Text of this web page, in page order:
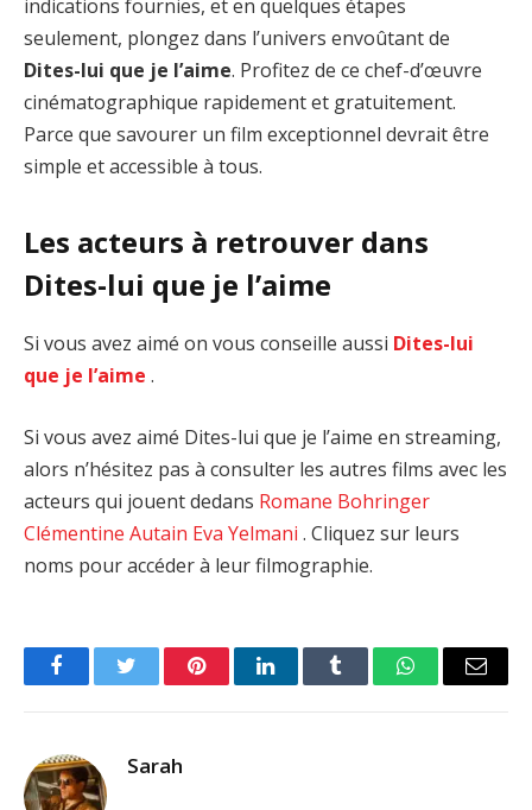
indications fournies, et en quelques étapes
seulement, plongez dans l’univers envoûtant de
Dites-lui que je l’aime. Profitez de ce chef-d’œuvre
cinématographique rapidement et gratuitement.
Parce que savourer un film exceptionnel devrait être
simple et accessible à tous.
Les acteurs à retrouver dans
Dites-lui que je l’aime
Si vous avez aimé on vous conseille aussi Dites-lui
que je l’aime .
Si vous avez aimé Dites-lui que je l’aime en streaming,
alors n’hésitez pas à consulter les autres films avec les
acteurs qui jouent dedans Romane Bohringer
Clémentine Autain Eva Yelmani . Cliquez sur leurs
noms pour accéder à leur filmographie.
FacebookTwitter PinterestLinkedInTumblr WhatsAppEmail
Sarah